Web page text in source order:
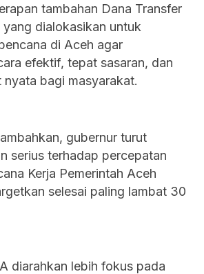
tambahan Dana Transfer
dialokasikan untuk
di Aceh agar
efektif, tepat sasaran, dan
nyata bagi masyarakat.
gubernur turut
serius terhadap percepatan
Kerja Pemerintah Aceh
selesai paling lambat 30
diarahkan lebih fokus pada